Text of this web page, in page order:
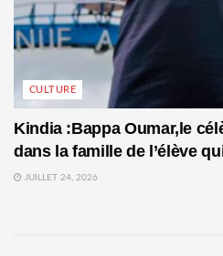
CULTURE
Kindia :Bappa Oumar,le
dans la famille de l’élève
JUILLET 24, 2026